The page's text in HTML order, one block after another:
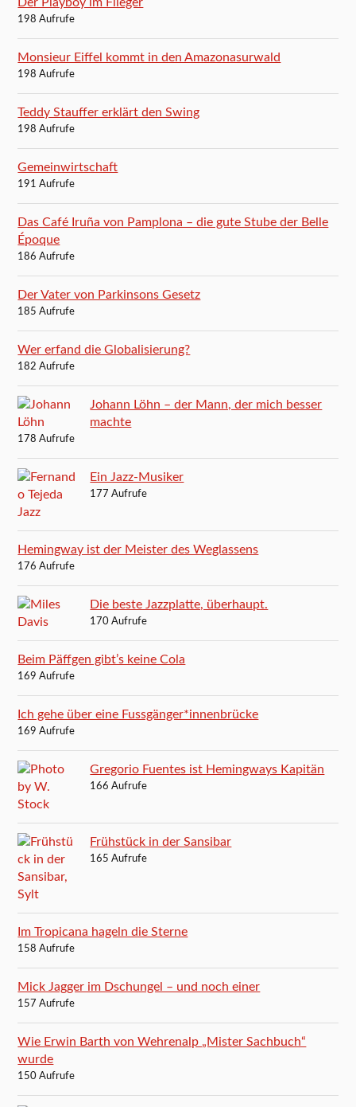
Der Playboy im Flieger
198 Aufrufe
Monsieur Eiffel kommt in den Amazonasurwald
198 Aufrufe
Teddy Stauffer erklärt den Swing
198 Aufrufe
Gemeinwirtschaft
191 Aufrufe
Das Café Iruña von Pamplona – die gute Stube der Belle
Époque
186 Aufrufe
Der Vater von Parkinsons Gesetz
185 Aufrufe
Wer erfand die Globalisierung?
182 Aufrufe
Johann Löhn – der Mann, der mich besser
machte
178 Aufrufe
Ein Jazz-Musiker
177 Aufrufe
Hemingway ist der Meister des Weglassens
176 Aufrufe
Die beste Jazzplatte, überhaupt.
170 Aufrufe
Beim Päffgen gibt’s keine Cola
169 Aufrufe
Ich gehe über eine Fussgänger*innenbrücke
169 Aufrufe
Gregorio Fuentes ist Hemingways Kapitän
166 Aufrufe
Frühstück in der Sansibar
165 Aufrufe
Im Tropicana hageln die Sterne
158 Aufrufe
Mick Jagger im Dschungel – und noch einer
157 Aufrufe
Wie Erwin Barth von Wehrenalp „Mister Sachbuch“
wurde
150 Aufrufe